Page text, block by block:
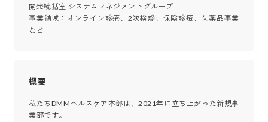
開発統括室 システムマネジメントグループ
事業領域：オンライン診療、2次検診、保険診療、医薬品事業
など
概要
私たちDMMヘルスケア本部は、2021年に立ち上がった新規事
業部です。